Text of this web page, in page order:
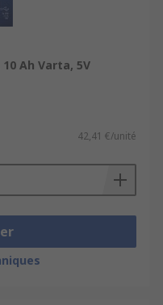
Ah Varta, 5V
42,41 €/unité